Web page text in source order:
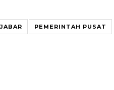
PEMERINTAH PUSAT
20 Juli 2026 19:03